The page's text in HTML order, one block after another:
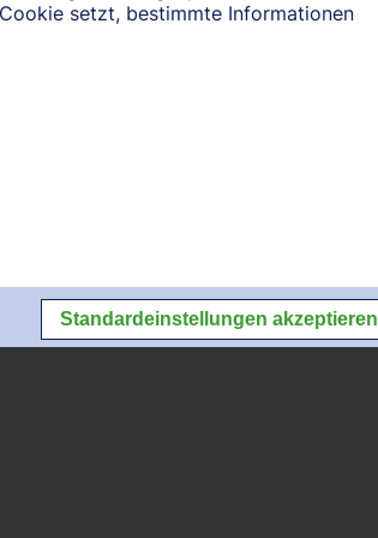
setzt, bestimmte Informationen
Standardeinstellungen akzeptieren